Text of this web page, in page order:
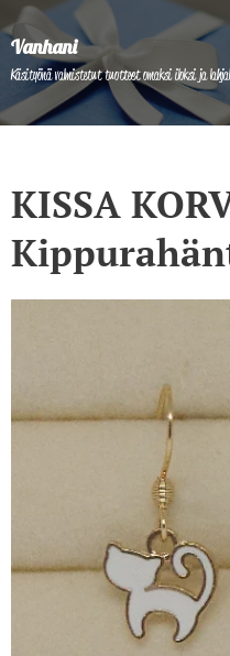
Vanhani
Käsityönä valmistetut tuotteet omaksi iloksi ja
KISSA